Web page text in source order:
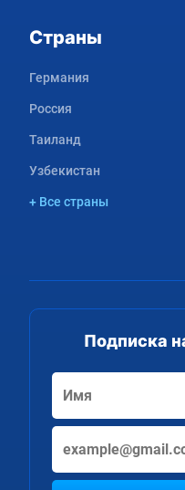
Страны
Германия
Россия
Таиланд
Узбекистан
+ Все страны
Подписка